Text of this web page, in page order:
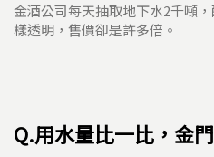
金酒公司每天抽取地下水2千噸
樣透明，售價卻是許多倍。
Q.用水量比一比，金